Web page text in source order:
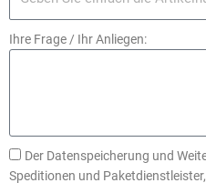
Ihre Frage / Ihr Anliegen:
Der Datenspeicherung und
Speditionen und